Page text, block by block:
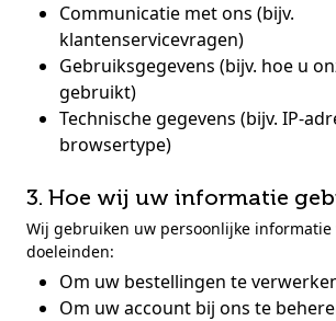
Communicatie met ons (bijv.
klantenservicevragen)
Gebruiksgegevens (bijv. hoe u
gebruikt)
Technische gegevens (bijv. IP-
browsertype)
3. Hoe wij uw informatie
Wij gebruiken uw persoonlijke informatie
doeleinden:
Om uw bestellingen te
Om uw account bij ons te